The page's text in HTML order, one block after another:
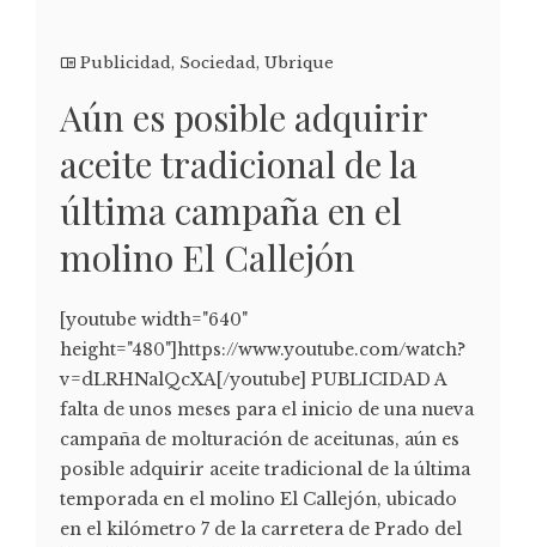
Publicidad, Sociedad, Ubrique
Aún es posible adquirir
aceite tradicional de la
última campaña en el
molino El Callejón
[youtube width="640"
height="480"]https://www.youtube.com/watch?
v=dLRHNalQcXA[/youtube] PUBLICIDAD A
falta de unos meses para el inicio de una nueva
campaña de molturación de aceitunas, aún es
posible adquirir aceite tradicional de la última
temporada en el molino El Callejón, ubicado
en el kilómetro 7 de la carretera de Prado del